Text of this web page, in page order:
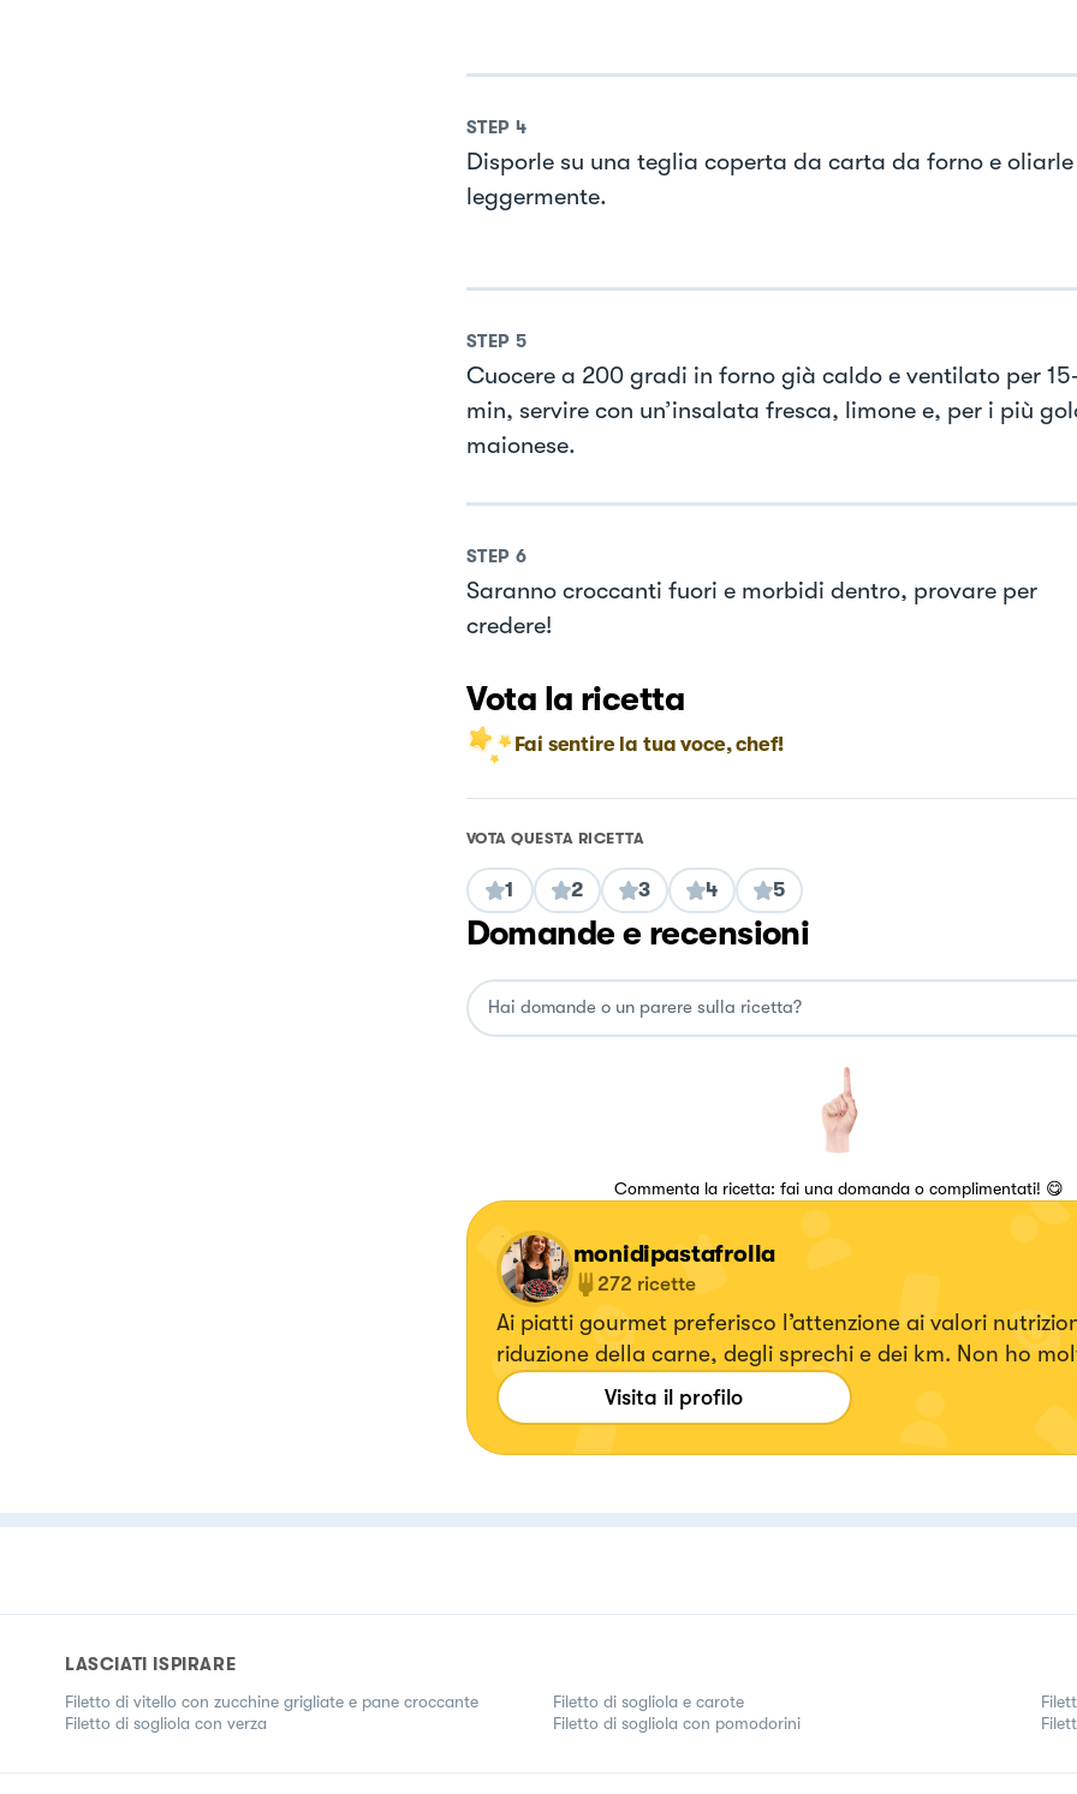
STEP 4
Disporle su una teglia coperta da carta da forno e oliarle
leggermente.
STEP 5
Cuocere a 200 gradi in forno già caldo e ventilato per
min, servire con un’insalata fresca, limone e, per i più
maionese.
STEP 6
Saranno croccanti fuori e morbidi dentro, provare per
credere!
Vota la ricetta
Fai sentire la tua voce, chef!
VOTA QUESTA RICETTA
1 2 3 4 5
Domande e recensioni
Commenta la ricetta: fai una domanda o complimentati! 😋
monidipastafrolla
272 ricette
Ai piatti gourmet preferisco l’attenzione ai valori
riduzione della carne, degli sprechi e dei km. Non ho
libero, ma creare in cucina riempie lo stomaco e il ❤️
Visita il profilo
LASCIATI ISPIRARE
Filetto di vitello con zucchine grigliate e pane croccante
Filetto di sogliola con verza
Filetto di sogliola e carote
Filetto di sogliola con pomodorini